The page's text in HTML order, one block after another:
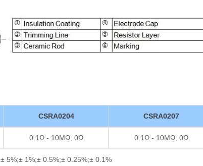
CSRA0204 CSRA0207
0.1Ω - 10MΩ; 0Ω 0.1Ω - 10MΩ; 0Ω
± 5%;± 1%;± 0.5%;± 0.25%;± 0.1%